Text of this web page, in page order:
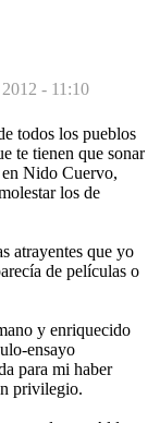
- 11:10
todos los pueblos
te tienen que sonar
en Nido Cuervo,
los de
atrayentes que yo
de películas o
y enriquecido
ensayo
para mi haber
privilegio.